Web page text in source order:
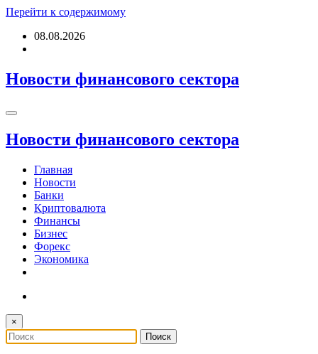
Перейти к содержимому
08.08.2026
Новости финансового сектора
Новости финансового сектора
Главная
Новости
Банки
Криптовалюта
Финансы
Бизнес
Форекс
Экономика
×